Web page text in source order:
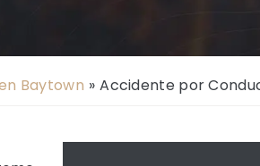
Baytown » Accidente por